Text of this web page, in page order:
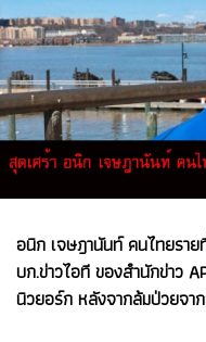
อนิก เจษฎานันท์ คนไทยรา
บก.ข่าวไอที ของสำนักข่าว
นิวยอร์ก หลังจากล้มป่วยจา